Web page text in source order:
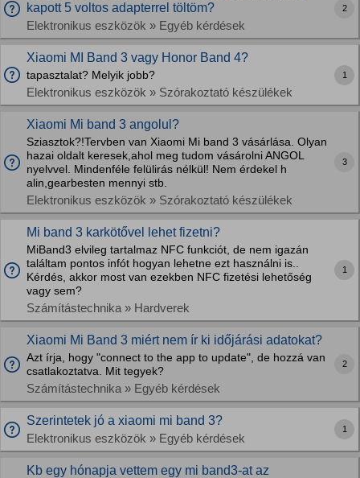
kapott 5 voltos adapterrel töltöm?
Elektronikus eszközök » Egyéb kérdések
2
Xiaomi MI Band 3 vagy Honor Band 4?
tapasztalat? Melyik jobb?
Elektronikus eszközök » Szórakoztató készülékek
1
Xiaomi Mi band 3 angolul?
Sziasztok?!Tervben van Xiaomi Mi band 3 vásárlása. Olyan
hazai oldalt keresek,ahol meg tudom vásárolni ANGOL
nyelvvel. Mindenféle felülirás nélkül! Nem érdekel h
alin,gearbesten mennyi stb.
Elektronikus eszközök » Szórakoztató készülékek
3
Mi band 3 karkötővel lehet fizetni?
MiBand3 elvileg tartalmaz NFC funkciót, de nem igazán
találtam pontos infót hogyan lehetne ezt használni is..
Kérdés, akkor most van ezekben NFC fizetési lehetőség
vagy sem?
Számítástechnika » Hardverek
1
Xiaomi Mi Band 3 miért nem ír ki időjárási adatokat?
Azt írja, hogy "connect to the app to update", de hozzá van
csatlakoztatva. Mit tegyek?
Számítástechnika » Egyéb kérdések
2
Szerintetek jó a xiaomi mi band 3?
Elektronikus eszközök » Egyéb kérdések
1
Kb egy hónapja vettem egy mi band3-at az